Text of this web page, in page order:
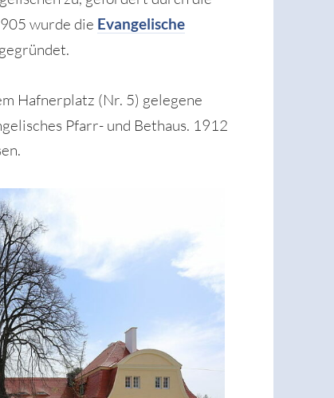
wurde die Evangelische
Hafnerplatz (Nr. 5) gelegene
Pfarr- und Bethaus. 1912